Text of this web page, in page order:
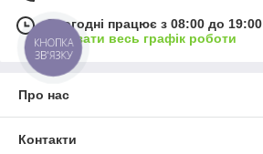
Сьогодні працює з 08:00 до 19:00
Показати весь графік роботи
Про нас
Контакти
КНОПКА
ЗВ'ЯЗКУ